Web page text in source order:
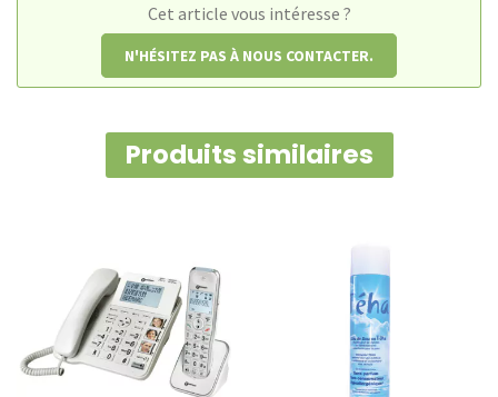
et
talon
Cet article vous intéresse ?
N'HÉSITEZ PAS À NOUS CONTACTER.
Produits similaires